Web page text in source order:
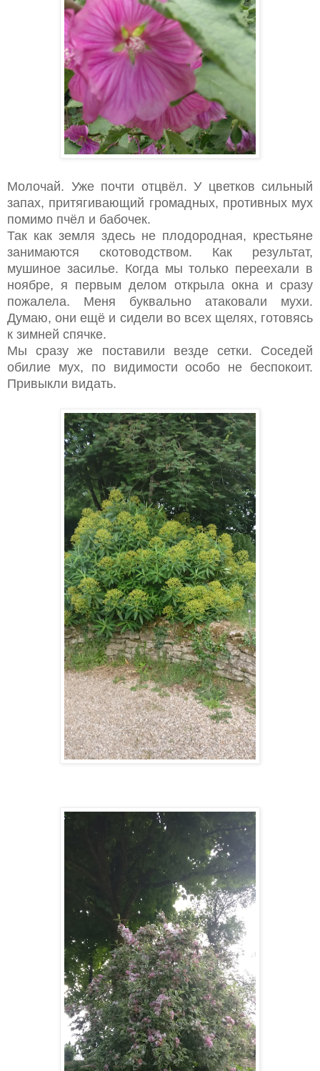
Молочай. Уже почти отцвёл. У цветков сильный
запах, притягивающий громадных, противных мух
помимо пчёл и бабочек.
Так как земля здесь не плодородная, крестьяне
занимаются скотоводством. Как результат,
мушиное засилье. Когда мы только переехали в
ноябре, я первым делом открыла окна и сразу
пожалела. Меня буквально атаковали мухи.
Думаю, они ещё и сидели во всех щелях, готовясь
к зимней спячке.
Мы сразу же поставили везде сетки. Соседей
обилие мух, по видимости особо не беспокоит.
Привыкли видать.